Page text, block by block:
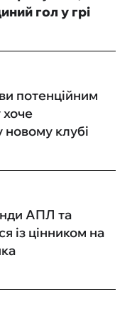
гол у грі
потенційним
хоче
новому клубі
АПЛ та
із цінником на